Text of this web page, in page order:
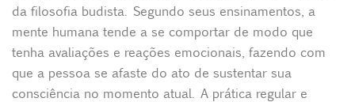
da filosofia budista. Segundo seus ensinamentos, a
mente humana tende a se comportar de modo que
tenha avaliações e reações emocionais, fazendo com
que a pessoa se afaste do ato de sustentar sua
consciência no momento atual. A prática regular e